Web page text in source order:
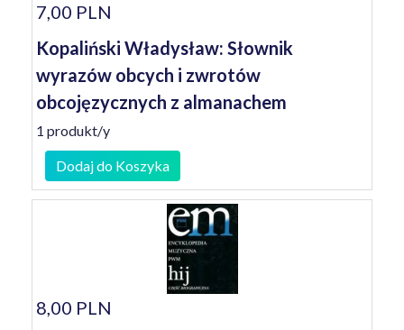
7,00 PLN
Kopaliński Władysław: Słownik
wyrazów obcych i zwrotów
obcojęzycznych z almanachem
1 produkt/y
Dodaj do Koszyka
8,00 PLN